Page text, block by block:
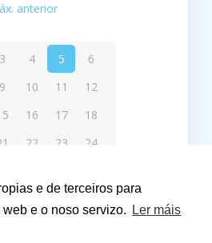
anterior
3 4 5
6
9 10 11
12
16 17
18
22 23 24
e de terceiros para
e o noso servizo.
Ler máis